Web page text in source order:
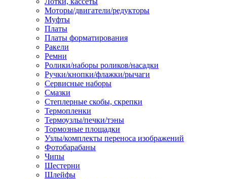
Ящик для хранения инструмента и
Анкер болтовой
Болт анкерный
Болт с т-образной головкой
Болт с шестигранной головкой
Винт с кольцом
Гайка длинная
Гайка скользящая
Гайка стопорная
Моторы/двигатели/редукторы
Муфты
Платы
Платы форматирования
Ракели
Ремни
Ролики/наборы роликов/насадки
Ручки/кнопки/флажки/рычаги
Сервисные наборы
Смазки
Степлерные скобы, скрепки
Термопленки
Термоузлы/печки/тэны
Тормозные площадки
Узлы/комплекты переноса изображений
Фотобарабаны
Чипы
Шестерни
Шлейфы